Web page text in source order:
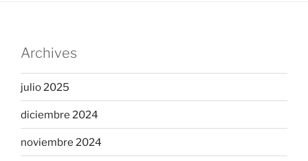
Archives
julio 2025
diciembre 2024
noviembre 2024